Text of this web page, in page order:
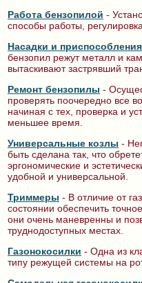
Работа бензопилой -
способы работы,
Насадки и
бензопил режут металл и
вытаскивают застрявший
Ремонт бензопилы -
проверять поочередно все
начиная с тех, проверка и
меньшее время.
Универсальные козлы -
быть сделана так, что
эргономические и
удобной и универсальной.
Триммеры - В отличие от
состоянии обеспечить
они очень маневренны и
труднодоступных местах.
Газонокосилки - Одна из
типу режущей системы на